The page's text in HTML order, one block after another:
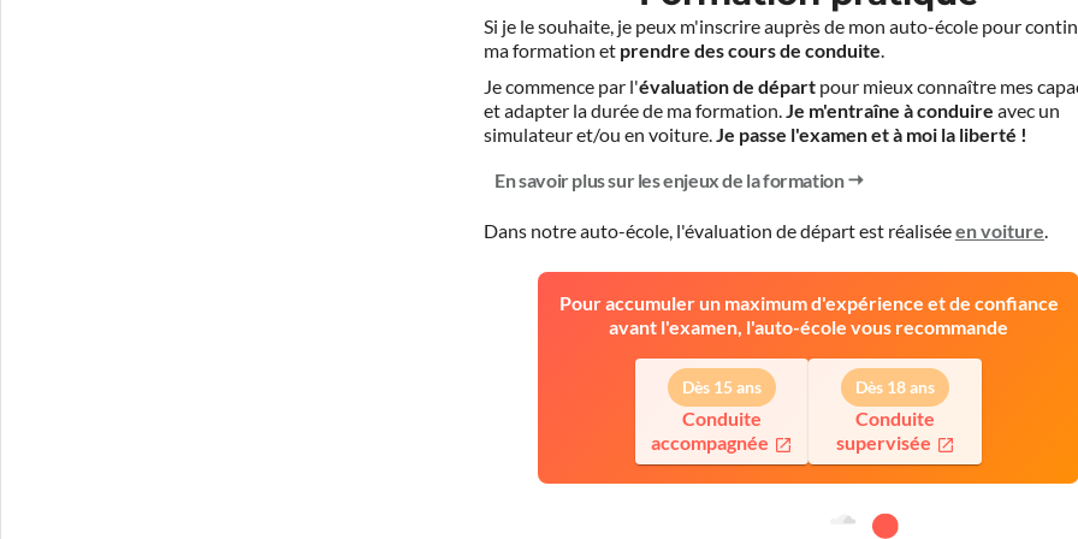
Si je le souhaite, je peux m'inscrire auprès de mon auto-école pour
ma formation et prendre des cours de conduite.
Je commence par l'évaluation de départ pour mieux connaître mes
et adapter la durée de ma formation.Je m'entraîne à conduire avec un
simulateur et/ou en voiture.Je passe l'examen et à moi la liberté !
En savoir plus sur les enjeux de la formation
Dans notre auto-école, l'évaluation de départ est réaliséeen voiture.
Pour accumuler un maximum d'expérience et de confiance
avant l'examen, l'auto-école vous recommande
Dès 15 ans
Conduite
accompagnée
Dès 18 ans
Conduite
supervisée